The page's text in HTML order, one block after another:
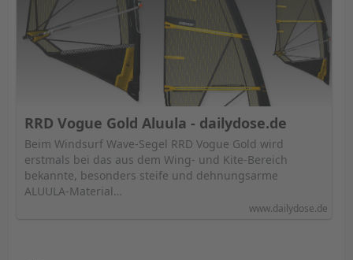
RRD Vogue Gold Aluula - dailydose.de
Beim Windsurf Wave-Segel RRD Vogue Gold wird
erstmals bei das aus dem Wing- und Kite-Bereich
bekannte, besonders steife und dehnungsarme
ALUULA-Material…
www.dailydose.de